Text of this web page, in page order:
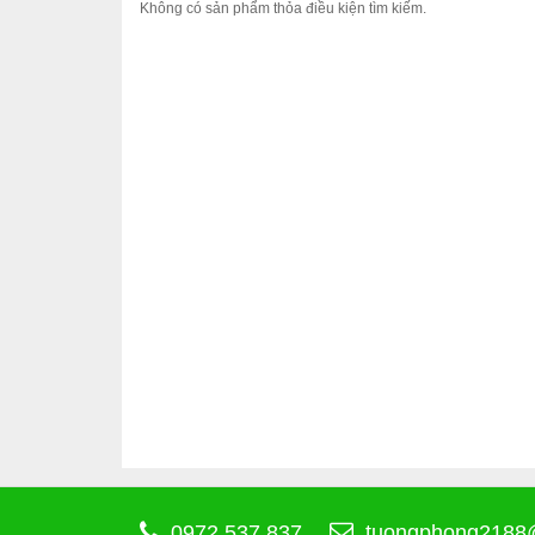
Không có sản phẩm thỏa điều kiện tìm kiếm.